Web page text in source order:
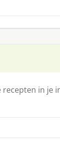
recepten in je